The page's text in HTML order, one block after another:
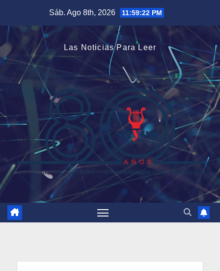
contenido
Sáb. Ago 8th, 2026 11:59:23 PM
Las Noticias Para Leer